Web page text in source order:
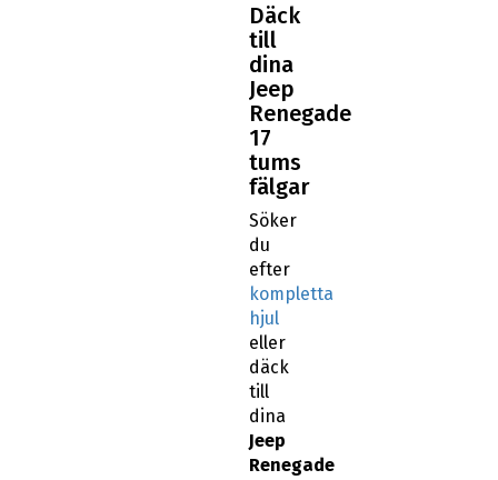
Däck
till
dina
Jeep
Renegade
17
tums
fälgar
Söker
du
efter
kompletta
hjul
eller
däck
till
dina
Jeep
Renegade